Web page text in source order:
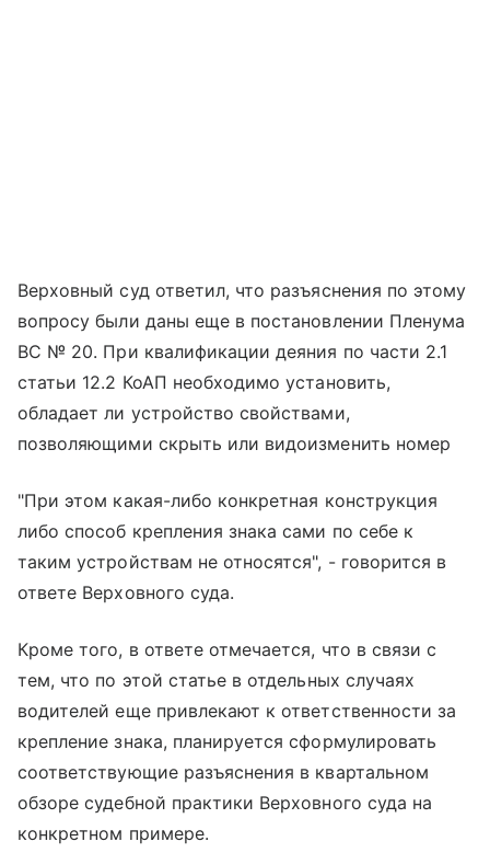
Верховный суд ответил, что разъяснения по этому
вопросу были даны еще в постановлении Пленума
ВС № 20. При квалификации деяния по части 2.1
статьи 12.2 КоАП необходимо установить,
обладает ли устройство свойствами,
позволяющими скрыть или видоизменить номер
"При этом какая-либо конкретная конструкция
либо способ крепления знака сами по себе к
таким устройствам не относятся", - говорится в
ответе Верховного суда.
Кроме того, в ответе отмечается, что в связи с
тем, что по этой статье в отдельных случаях
водителей еще привлекают к ответственности за
крепление знака, планируется сформулировать
соответствующие разъяснения в квартальном
обзоре судебной практики Верховного суда на
конкретном примере.